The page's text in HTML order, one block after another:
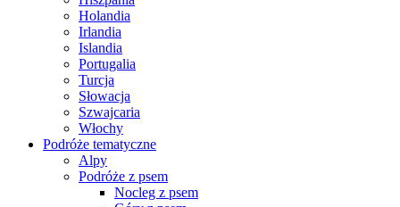
Holandia
Irlandia
Islandia
Portugalia
Turcja
Słowacja
Szwajcaria
Włochy
Podróże tematyczne
Alpy
Podróże z psem
Nocleg z psem